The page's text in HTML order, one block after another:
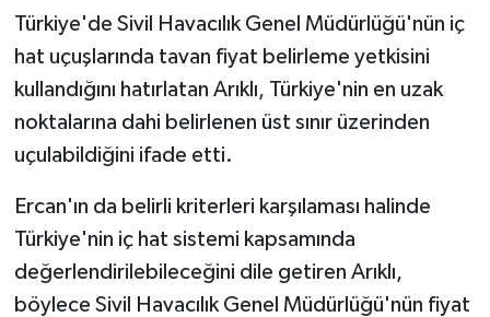
Türkiye'de Sivil Havacılık Genel Müdürlüğü'nün iç
hat uçuşlarında tavan fiyat belirleme yetkisini
kullandığını hatırlatan Arıklı, Türkiye'nin en uzak
noktalarına dahi belirlenen üst sınır üzerinden
uçulabildiğini ifade etti.
Ercan'ın da belirli kriterleri karşılaması halinde
Türkiye'nin iç hat sistemi kapsamında
değerlendirilebileceğini dile getiren Arıklı,
böylece Sivil Havacılık Genel Müdürlüğü'nün fiyat